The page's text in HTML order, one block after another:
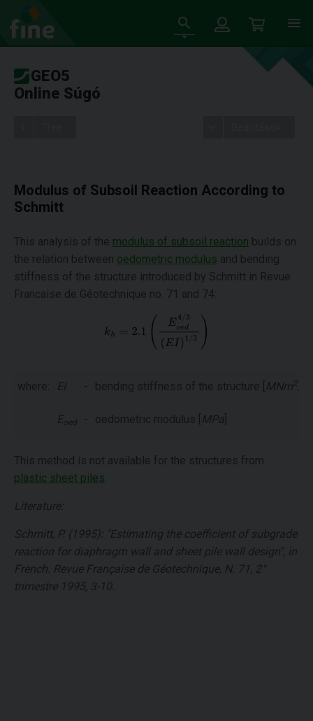
GEO5
Online Súgó
Modulus of Subsoil Reaction According to
Schmitt
This analysis of the modulus of subsoil reaction builds on
the relation between oedometric modulus and bending
stiffness of the structure introduced by Schmitt in Revue
Francaise de Géotechnique no. 71 and 74:
where: EI - bending stiffness of the structure [ MNm2
E oed - oedometric modulus [ MPa
This method is not available for the structures from
plastic sheet piles
Literature:
Schmitt, P. (1995): "Estimating the coefficient of subgrade
reaction for diaphragm wall and sheet pile wall design", in
French. Revue Française de Géotechnique, N. 71, 2°
trimestre 1995, 3-10.